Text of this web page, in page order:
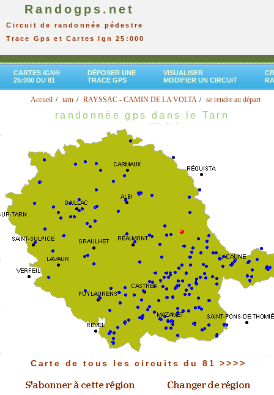
Randogps.net
Circuit de randonnée pédestre
Trace Gps et Cartes Ign 25:000
CARTES IGN®
25:000 DU 81
DÉPOSER UNE
TRACE GPS
VISUALISER
MODIFIER UN CIRCUIT
Accueil tarn RAYSSAC - CAMIN DE LA VOLTA se rendre au départ
randonnée gps dans le Tarn
Carte de tous les circuits du 81 >>>>